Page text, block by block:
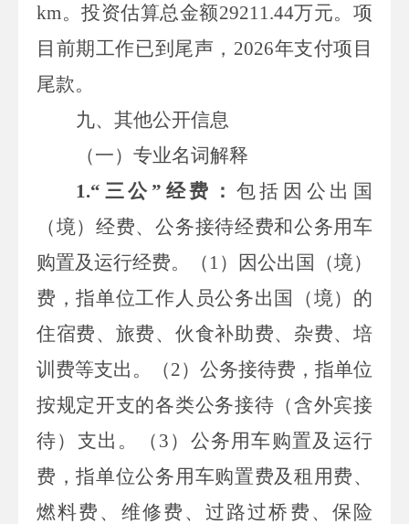
km。投资估算总金额29211.44万元。项
目前期工作已到尾声， 2026年支付项目
尾款。
九、其他公开信息
（一）专业名词解释
1.“三公”经费： 包括因公出国
（境）经费、公务接待经费和公务用车
购置及运行经费。（ 1）因公出国（境）
费，指单位工作人员公务出国（境）的
住宿费、旅费、伙食补助费、杂费、培
训费等支出。（2）公务接待费，指单位
按规定开支的各类公务接待（含外宾接
待）支出。（ 3 ）公务用车购置及运行
费，指单位公务用车购置费及租用费、
燃料费、维修费、过路过桥费、保险